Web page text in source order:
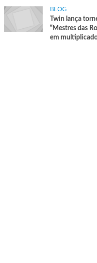
BLOG
Twin lança
“Mestres das
em